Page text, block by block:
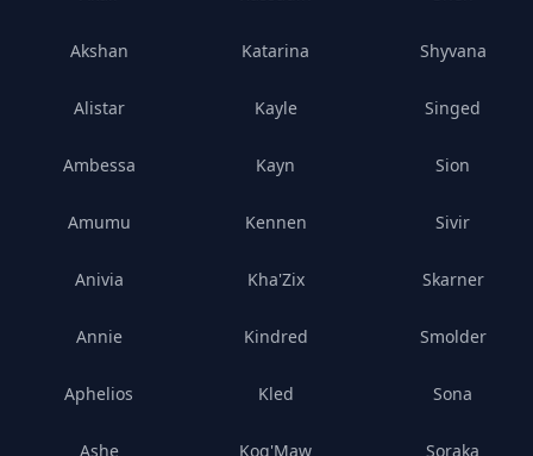
Akshan
Alistar
Ambessa
Amumu
Anivia
Annie
Aphelios
Ashe
Katarina
Kayle
Kayn
Kennen
Kha'Zix
Kindred
Kled
Kog'Maw
Shyvana
Singed
Sion
Sivir
Skarner
Smolder
Sona
Soraka